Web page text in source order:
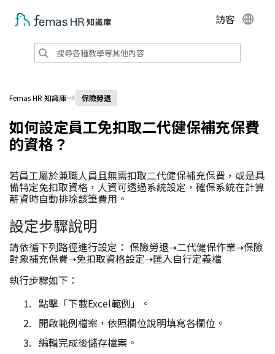
訪客
Femas HR 知識庫 保險勞退
如何設定員工免扣取二代健保補充保費
的資格？
若員工屬於兼職人員且無需扣取二代健保補充保費，或是具
備特定免扣取資格，人資可透過系統設定，確保系統在計算
薪資時自動排除該筆費用。
設定步驟說明
請依循下列路徑進行設定： 保險勞退➝二代健保作業➝保險
對象補充保費➝免扣取資格設定➝匯入自行定義檔
執行步驟如下：
點擊「下載Excel範例」。
開啟範例檔案，依照欄位說明填寫各欄位。
編輯完成後儲存檔案。